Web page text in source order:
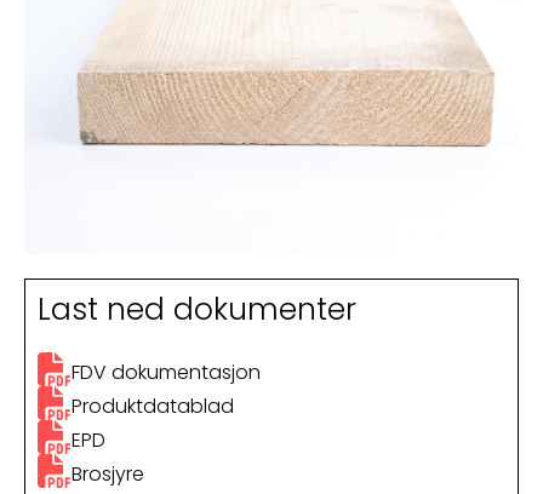
Last ned dokumenter
FDV dokumentasjon
Produktdatablad
EPD
Brosjyre